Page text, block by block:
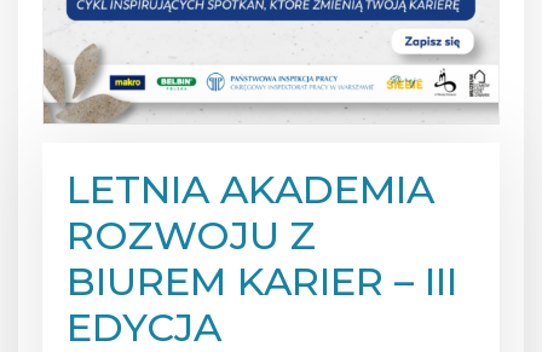
LETNIA AKADEMIA
ROZWOJU Z
BIUREM KARIER – III
EDYCJA